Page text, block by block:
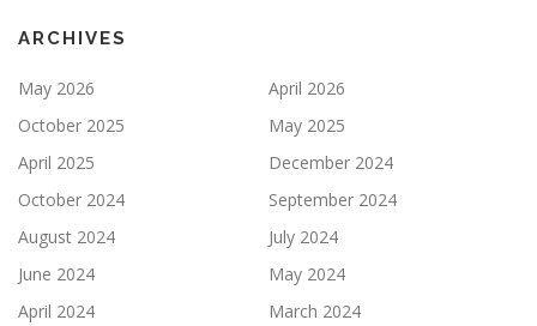
ARCHIVES
May 2026
April 2026
October 2025
May 2025
April 2025
December 2024
October 2024
September 2024
August 2024
July 2024
June 2024
May 2024
April 2024
March 2024